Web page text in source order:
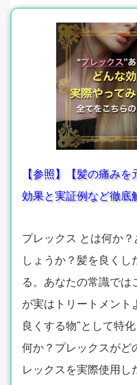
【参照】【髪の痛み
効果と実証例など徹底
プレックス とは何か
しょうか？髪を良くし
る。あなたの常識では
が実はトリートメント
良くする物"として特
何か？プレックスがど
レックスを実際使用し